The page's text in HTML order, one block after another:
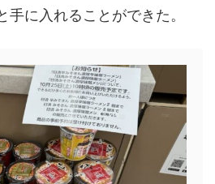
手に入れることができた。